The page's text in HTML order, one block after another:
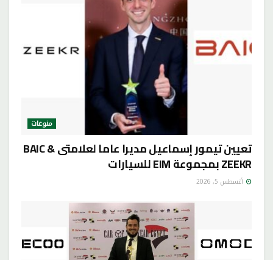
منوعات
تعيين تيمور إسماعيل مديرا عاما لعلامتى BAIC &
ZEEKR بمجموعة EIM للسيارات
أغسطس 5, 2026